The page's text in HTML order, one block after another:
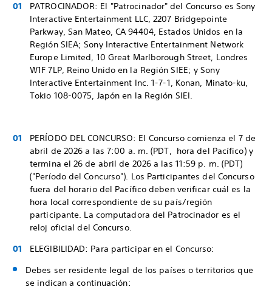
PATROCINADOR: El "Patrocinador" del Concurso es Sony
Interactive Entertainment LLC, 2207 Bridgepointe
Parkway, San Mateo, CA 94404, Estados Unidos en la
Región SIEA; Sony Interactive Entertainment Network
Europe Limited, 10 Great Marlborough Street, Londres
W1F 7LP, Reino Unido en la Región SIEE; y Sony
Interactive Entertainment Inc. 1-7-1, Konan, Minato-ku,
Tokio 108-0075, Japón en la Región SIEI.
PERÍODO DEL CONCURSO: El Concurso comienza el 7 de
abril de 2026 a las 7:00 a. m. (PDT, hora del Pacífico) y
termina el 26 de abril de 2026 a las 11:59 p. m. (PDT)
("Período del Concurso"). Los Participantes del Concurso
fuera del horario del Pacífico deben verificar cuál es la
hora local correspondiente de su país/región
participante. La computadora del Patrocinador es el
reloj oficial del Concurso.
ELEGIBILIDAD: Para participar en el Concurso:
Debes ser residente legal de los países o territorios que
se indican a continuación: